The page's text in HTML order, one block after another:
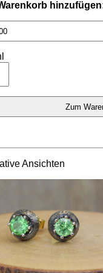
Ansichten